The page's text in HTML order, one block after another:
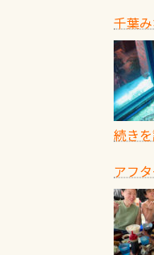
千葉
続き
アフ